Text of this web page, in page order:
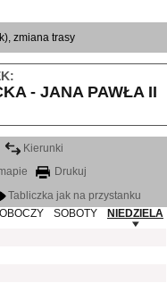
zmiana trasy
- JANA PAWŁA II
Kierunki
Drukuj
Tabliczka jak na przystanku
SOBOTY
NIEDZIELA